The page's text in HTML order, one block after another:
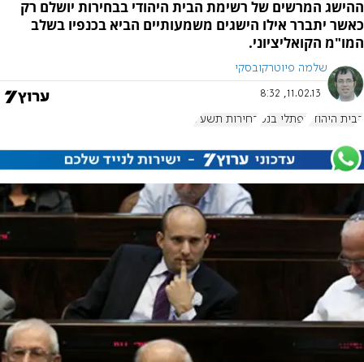
ההישג המרשים של רשימת הבית היהודי בבחירות יושלם רק
כאשר יתברר אילו הישגים משמעותיים הביא בכנפיו בשלב
המו"מ הקואליציוני.
שלמה פיוטרקובסקי
11.02.13, 8:32
הבית היהודי נפתלי בנט בחירות תשע"ג